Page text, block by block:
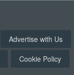
Advertise with Us
Cookie Policy